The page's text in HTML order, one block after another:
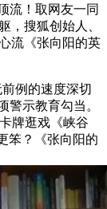
流！取网友一同
，搜狐创始人、
流《张向阳的英
例的速度深切
警示教育勾当。
牌逛戏《峡谷
笨？《张向阳的